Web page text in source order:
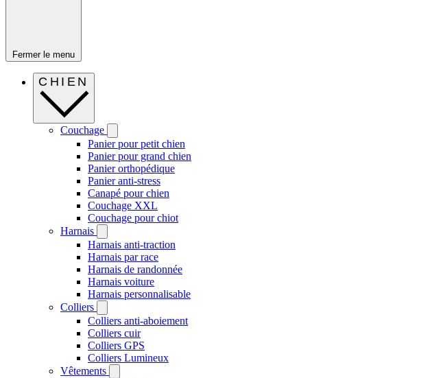
Fermer le menu
CHIEN
Couchage
Panier pour petit chien
Panier pour grand chien
Panier orthopédique
Panier anti-stress
Canapé pour chien
Couchage XXL
Couchage pour chiot
Harnais
Harnais anti-traction
Harnais par race
Harnais de randonnée
Harnais voiture
Harnais personnalisable
Colliers
Colliers anti-aboiement
Colliers cuir
Colliers GPS
Colliers Lumineux
Vêtements